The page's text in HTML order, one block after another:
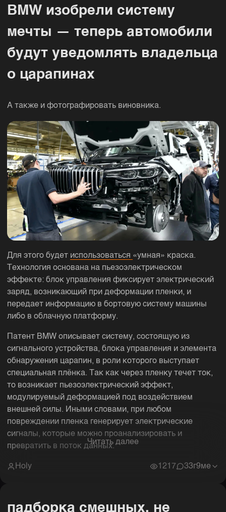
BMW изобрели систему
мечты — теперь автомобили
будут уведомлять владельца
о царапинах
А также и фотографировать виновника.
Для этого будет использоваться «умная» краска.
Технология основана на пьезоэлектрическом
эффекте: блок управления фиксирует электрический
заряд, возникающий при деформации пленки, и
передает информацию в бортовую систему машины
либо в облачную платформу.
Патент BMW описывает систему, состоящую из
сигнального устройства, блока управления и элемента
обнаружения царапин, в роли которого выступает
специальная плёнка. Так как через пленку течет ток,
то возникает пьезоэлектрический эффект,
модулируемый деформацией под воздействием
внешней силы. Иными словами, при любом
повреждении пленка генерирует электрические
сигналы, которые можно проанализировать и
превратить в поток данных.
Читать далее
Holy 1217 33г9ме
падборка смешных, не